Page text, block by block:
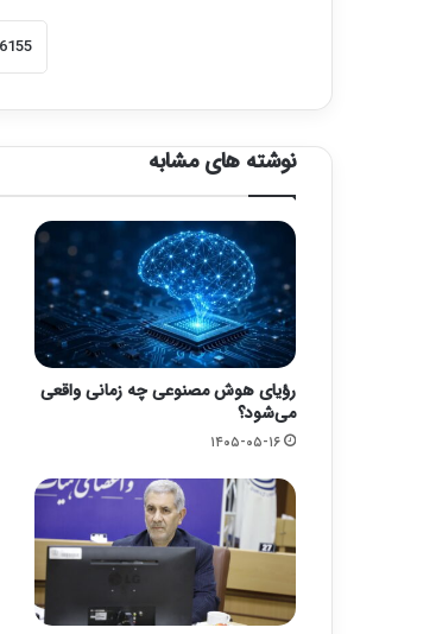
نوشته های مشابه
رؤیای هوش مصنوعی چه زمانی واقعی
می‌شود؟
۱۴۰۵-۰۵-۱۶